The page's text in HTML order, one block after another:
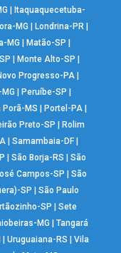
Itaquaquecetuba-
MG Londrina-PR
MG Matão-SP
Monte Alto-SP
Progresso-PA
Peruíbe-SP
Porã-MS Portel-PA|
Preto-SP
Rolim
|Samambaia-DF
São Borja-RS
São
Campos-SP
São
SP
São Paulo
SP
Sete
MG |Tangará
Uruguaiana-RS
Vila